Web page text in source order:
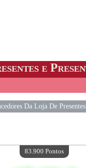
e
Da Loja De Presentes
83.900 Pontos